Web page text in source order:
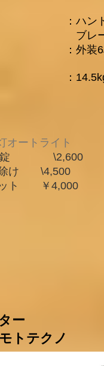
：ハン
ブレ
：外装
：
オートライト
錠 \2,600
\4,500
￥4,000
スター
トテクノ